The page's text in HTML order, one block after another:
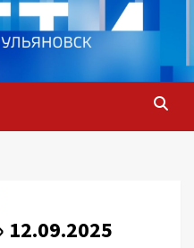
12.09.2025